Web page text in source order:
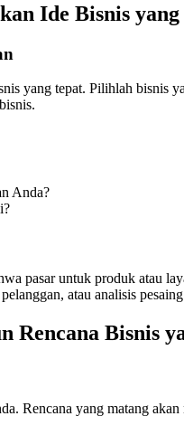
Ide Bisnis yang
yang tepat. Pilihlah
Anda?
pasar untuk produk atau
atau analisis
Rencana Bisnis
Rencana yang matang